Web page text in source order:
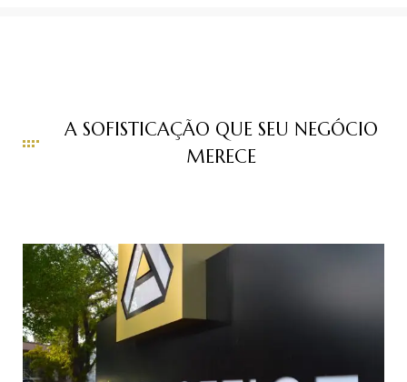
A SOFISTICAÇÃO QUE SEU NEGÓCIO
MERECE